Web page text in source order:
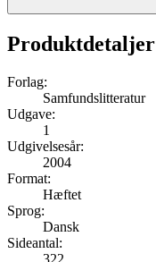
Produktdetaljer
Forlag:
Samfundslitteratur
Udgave:
1
Udgivelsesår:
2004
Format:
Hæftet
Sprog:
Dansk
Sideantal:
322